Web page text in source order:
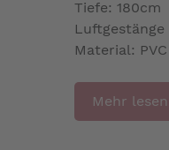
Tiefe: 180cm
Luftgestänge
Material:
Mehr lesen